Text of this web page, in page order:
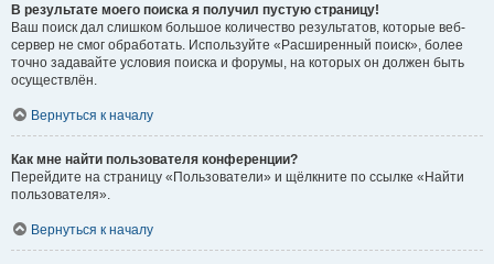
В результате моего поиска я получил пустую страницу!
Ваш поиск дал слишком большое количество результатов, которые веб-
сервер не смог обработать. Используйте «Расширенный поиск», более
точно задавайте условия поиска и форумы, на которых он должен быть
осуществлён.
Вернуться к началу
Как мне найти пользователя конференции?
Перейдите на страницу «Пользователи» и щёлкните по ссылке «Найти
пользователя».
Вернуться к началу